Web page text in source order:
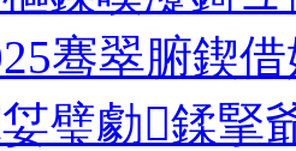
骞翠腑鍥
璧勮鍒掔